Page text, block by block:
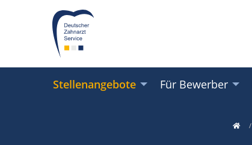
Stellenangebote Für Bewerber